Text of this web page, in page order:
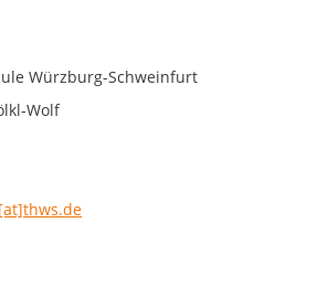
Würzburg-Schweinfurt
Wolf